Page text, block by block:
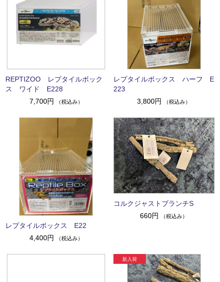
REPTIZOO レプタイルボック
ス ワイド E228
7,700円
（税込み）
レプタイルボックス ハーフ E
223
3,800円
（税込み）
レプタイルボックス E22
4,400円
（税込み）
コルクジャストブランチS
660円
（税込み）